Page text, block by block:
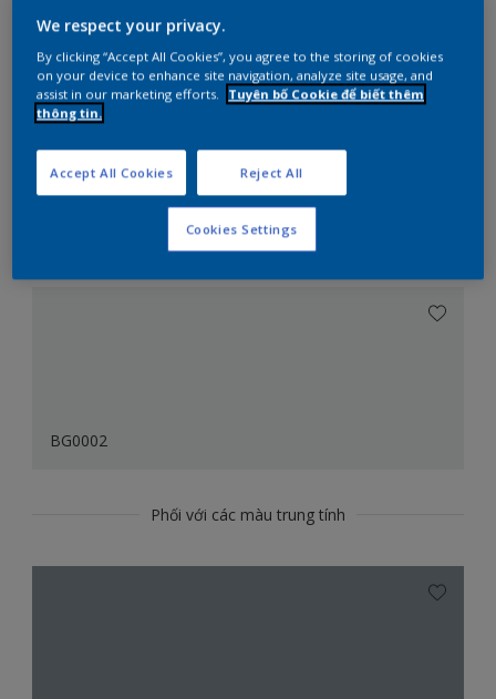
Try Our Visualizer App
Gợi ý phối màu
The Perfect White
BG0002
Phối với các màu trung tính
We respect your privacy.
By clicking “Accept All Cookies”, you agree to the storing of cookies
on your device to enhance site navigation, analyze site usage, and
assist in our marketing efforts.
Tuyên bố Cookie để biết thêm
thông tin.
Reject All
Accept All Cookies
Cookies Settings